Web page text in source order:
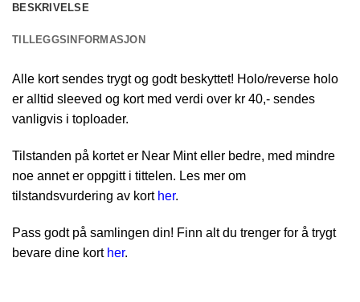
BESKRIVELSE
TILLEGGSINFORMASJON
Alle kort sendes trygt og godt beskyttet! Holo/reverse holo
er alltid sleeved og kort med verdi over kr 40,- sendes
vanligvis i toploader.
Tilstanden på kortet er Near Mint eller bedre, med mindre
noe annet er oppgitt i tittelen. Les mer om
tilstandsvurdering av kort her.
Pass godt på samlingen din! Finn alt du trenger for å trygt
bevare dine kort her.